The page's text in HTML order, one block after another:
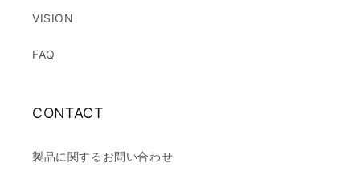
VISION
FAQ
CONTACT
製品に関するお問い合わせ